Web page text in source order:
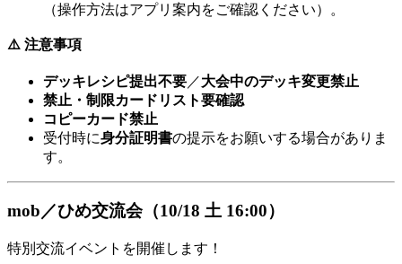
（操作方法はアプリ案内をご確認ください）。
⚠️ 注意事項
デッキレシピ提出不要／大会中のデッキ変更禁止
禁止・制限カードリスト要確認
コピーカード禁止
受付時に身分証明書の提示をお願いする場合がありま
す。
mob／ひめ交流会（10/18 土 16:00）
特別交流イベントを開催します！